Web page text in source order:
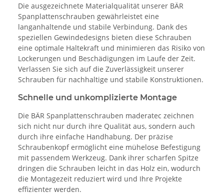
Die ausgezeichnete Materialqualität unserer BÄR
Spanplattenschrauben gewährleistet eine
langanhaltende und stabile Verbindung. Dank des
speziellen Gewindedesigns bieten diese Schrauben
eine optimale Haltekraft und minimieren das Risiko von
Lockerungen und Beschädigungen im Laufe der Zeit.
Verlassen Sie sich auf die Zuverlässigkeit unserer
Schrauben für nachhaltige und stabile Konstruktionen.
Schnelle und unkomplizierte Montage
Die BÄR Spanplattenschrauben maderatec zeichnen
sich nicht nur durch ihre Qualität aus, sondern auch
durch ihre einfache Handhabung. Der präzise
Schraubenkopf ermöglicht eine mühelose Befestigung
mit passendem Werkzeug. Dank ihrer scharfen Spitze
dringen die Schrauben leicht in das Holz ein, wodurch
die Montagezeit reduziert wird und Ihre Projekte
effizienter werden.